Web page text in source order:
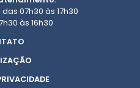
07h30 às 17h30
às 16h30